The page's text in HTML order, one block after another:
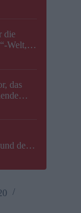
die
Welt,
das
der